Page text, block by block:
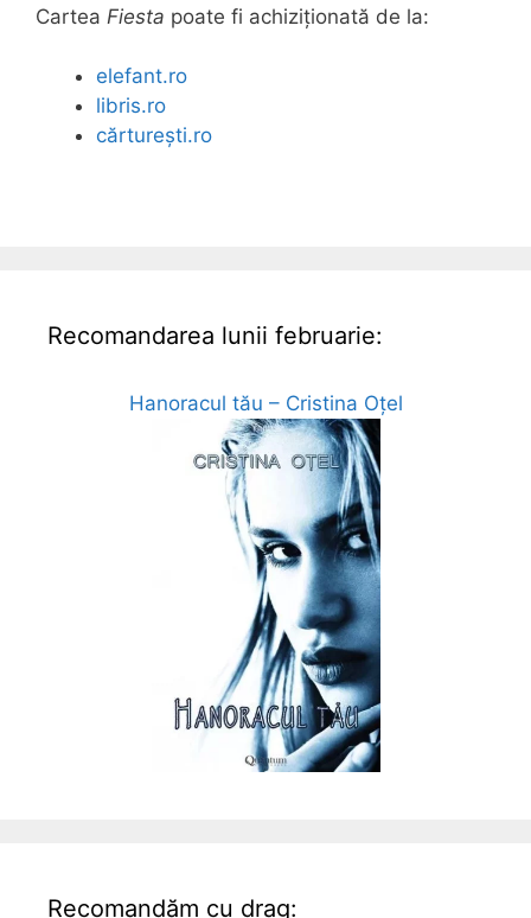
Cartea Fiesta poate fi achiziționată de la:
elefant.ro
libris.ro
cărturești.ro
Recomandarea lunii februarie:
Hanoracul tău – Cristina Oțel
Recomandăm cu drag: